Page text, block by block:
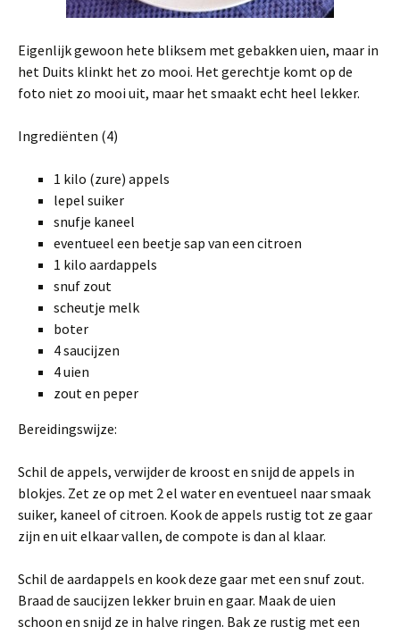
Eigenlijk gewoon hete bliksem met gebakken uien, maar in
het Duits klinkt het zo mooi. Het gerechtje komt op de
foto niet zo mooi uit, maar het smaakt echt heel lekker.
Ingrediënten (4)
1 kilo (zure) appels
lepel suiker
snufje kaneel
eventueel een beetje sap van een citroen
1 kilo aardappels
snuf zout
scheutje melk
boter
4 saucijzen
4 uien
zout en peper
Bereidingswijze:
Schil de appels, verwijder de kroost en snijd de appels in
blokjes. Zet ze op met 2 el water en eventueel naar smaak
suiker, kaneel of citroen. Kook de appels rustig tot ze gaar
zijn en uit elkaar vallen, de compote is dan al klaar.
Schil de aardappels en kook deze gaar met een snuf zout.
Braad de saucijzen lekker bruin en gaar. Maak de uien
schoon en snijd ze in halve ringen. Bak ze rustig met een